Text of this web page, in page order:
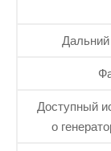
Дальний
Доступный
о